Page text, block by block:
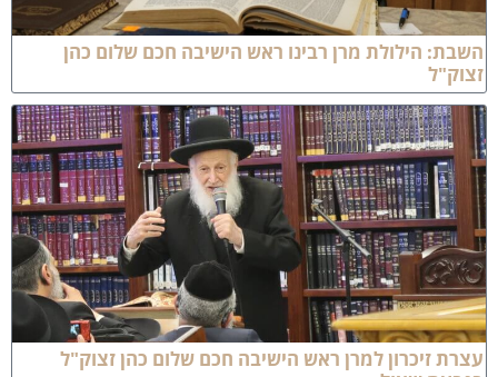
הילולת מרן רבינו ראש הישיבה חכם שלום כהן
זיכרון למרן ראש הישיבה חכם שלום כהן זצוק"ל